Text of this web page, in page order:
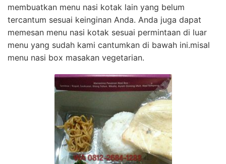
membuatkan menu nasi kotak lain yang belum
tercantum sesuai keinginan Anda. Anda juga dapat
memesan menu nasi kotak sesuai permintaan di luar
menu yang sudah kami cantumkan di bawah ini.misal
menu nasi box masakan vegetarian.